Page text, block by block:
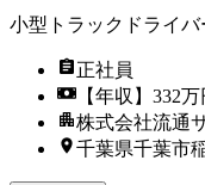
小型トラックドライバ
正社員
【年収】332
株式会社流通
千葉県千葉市